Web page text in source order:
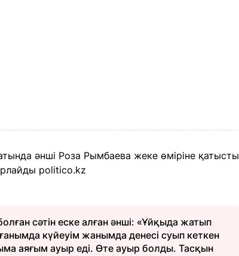
әнші Роза Рымбаева жеке өміріне қатысты
politico.kz
сәтін еске алған әнші: «Ұйқыда жатып
күйеуім жанымда денесі суып кеткен
аяғым ауыр еді. Өте ауыр болды. Тасқын